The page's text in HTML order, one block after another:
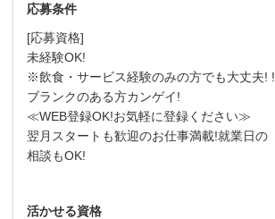
応募条件
[応募資格]
未経験OK!
※飲食・サービス経験のみの方でも大丈夫! !
ブランクのある方カンゲイ!
≪WEB登録OK!お気軽に登録ください≫
翌月スタートも歓迎のお仕事満載!就業日の
相談もOK!
活かせる資格